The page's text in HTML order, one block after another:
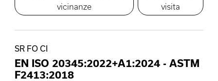
vicinanze
visita
SR FO CI
EN ISO 20345:2022+A1:2024 - ASTM
F2413:2018